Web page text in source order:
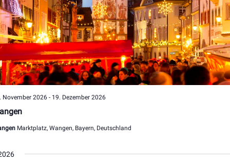
November 2026- 19. Dezember 2026
Marktplatz, Wangen, Bayern, Deutschland